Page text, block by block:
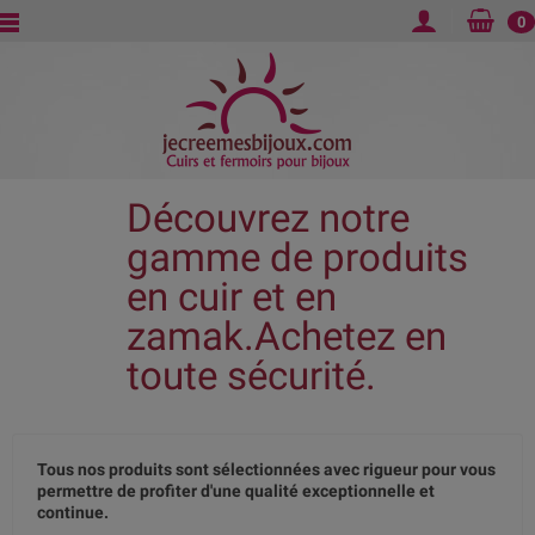
0
Découvrez notre
gamme de produits
en cuir et en
zamak.Achetez en
toute sécurité.
Tous nos produits sont sélectionnées avec rigueur pour vous
permettre de profiter d'une qualité exceptionnelle et
continue.